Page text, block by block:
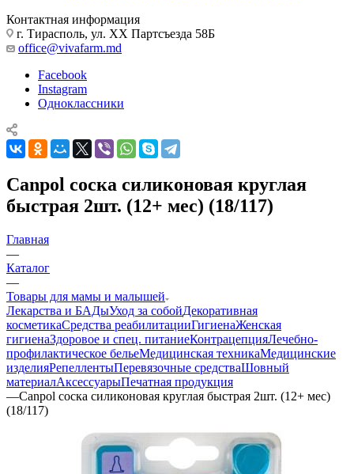
Контактная информация
г. Тирасполь, ул. ХХ Партсъезда 58Б
office@vivafarm.md
Facebook
Instagram
Одноклассники
Canpol соска силиконовая круглая
быстрая 2шт. (12+ мес) (18/117)
Главная
—
Каталог
—
Товары для мамы и малышей
Лекарства и БАДыУход за собойДекоративная
косметикаСредства реабилитацииГигиенаЖенская
гигиенаЗдоровое и спец. питаниеКонтрацепцияЛечебно-
профилактическое бельеМедицинская техникаМедицинские
изделияРепеллентыПеревязочные средстваШовный
материалАксессуарыПечатная продукция
—Canpol соска силиконовая круглая быстрая 2шт. (12+ мес)
(18/117)